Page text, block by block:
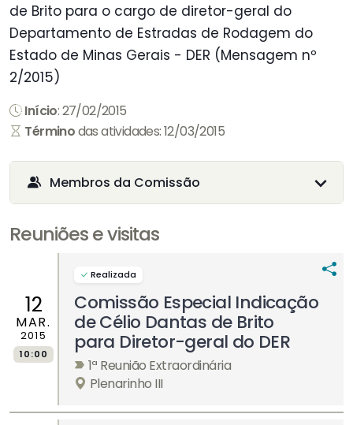
de Brito para o cargo de diretor-geral do
Departamento de Estradas de Rodagem do
Estado de Minas Gerais - DER (Mensagem nº
2/2015)
Início: 27/02/2015
Términodas atividades: 12/03/2015
Membros da Comissão
Reuniões e visitas
12
MAR.
2015
10:00
Realizada
Comissão Especial Indicação
de Célio Dantas de Brito
para Diretor-geral do DER
1ª Reunião Extraordinária
Plenarinho III